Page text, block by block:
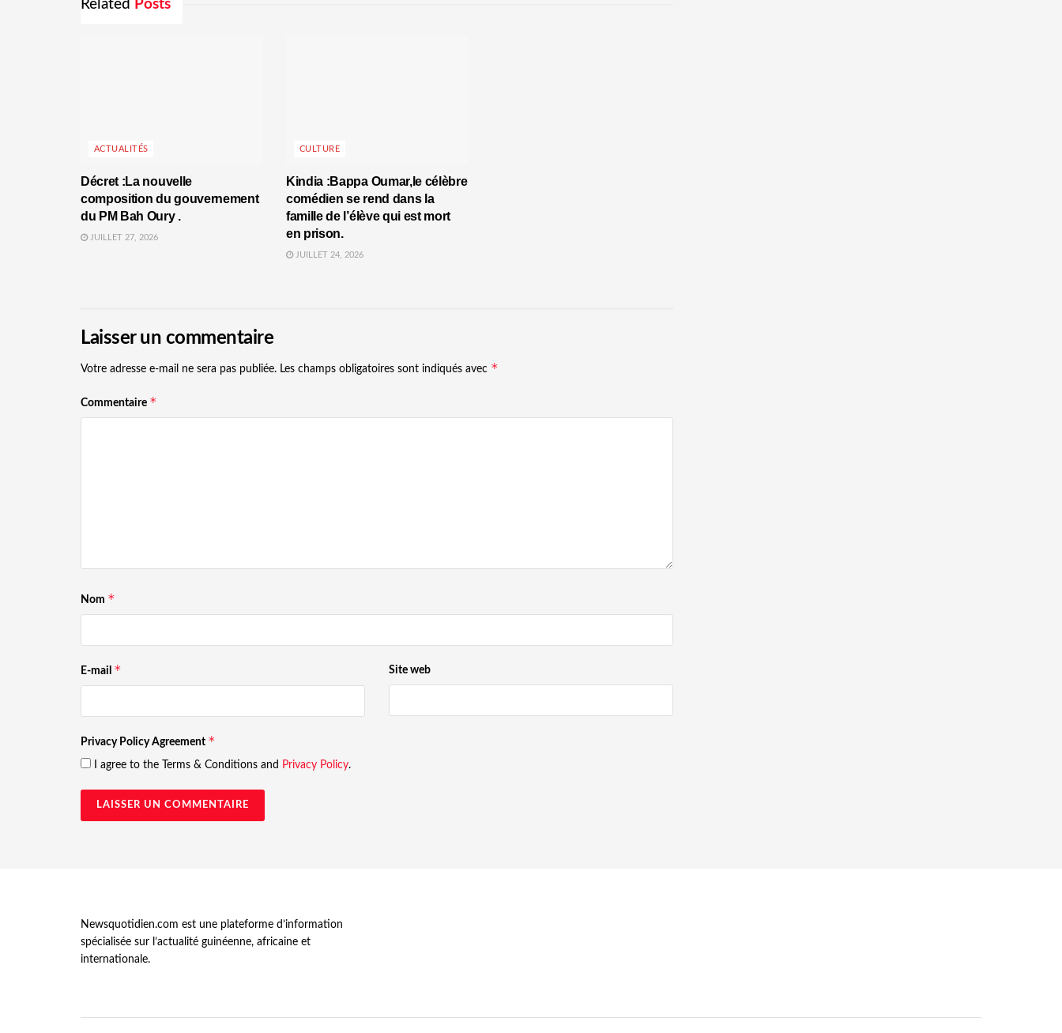
Related Posts
ACTUALITÉS
Décret :La nouvelle
composition du gouvernement
du PM Bah Oury .
JUILLET 27, 2026
CULTURE
Kindia :Bappa Oumar,le célèbre
comédien se rend dans la
famille de l’élève qui est mort
en prison.
JUILLET 24, 2026
Laisser un commentaire
Votre adresse e-mail ne sera pas publiée. Les champs obligatoires sont indiqués avec *
Commentaire *
Nom *
E-mail * Site web
Privacy Policy Agreement *
I agree to the Terms & Conditions and Privacy Policy.
Newsquotidien.com est une plateforme d’information
spécialisée sur l’actualité guinéenne, africaine et
internationale.